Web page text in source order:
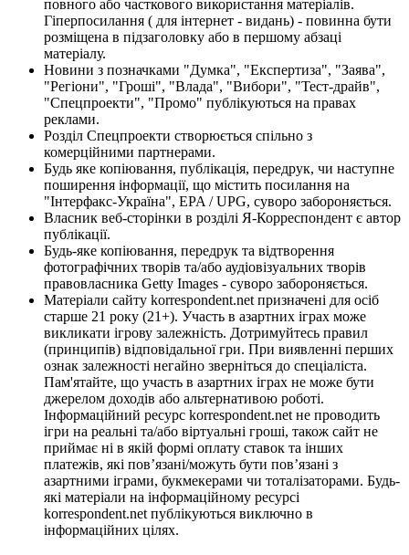
повного або часткового використання матеріалів.
Гіперпосилання ( для інтернет - видань) - повинна бути
розміщена в підзаголовку або в першому абзаці
матеріалу.
Новини з позначками "Думка", "Експертиза", "Заява",
"Регіони", "Гроші", "Влада", "Вибори", "Тест-драйв",
"Спецпроекти", "Промо" публікуються на правах
реклами.
Розділ Спецпроекти створюється спільно з
комерційними партнерами.
Будь яке копіювання, публікація, передрук, чи наступне
поширення інформації, що містить посилання на
"Інтерфакс-Україна", EPA / UPG, суворо забороняється.
Власник веб-сторінки в розділі Я-Корреспондент є автор
публікації.
Будь-яке копіювання, передрук та відтворення
фотографічних творів та/або аудіовізуальних творів
правовласника Getty Images - суворо забороняється.
Матеріали сайту korrespondent.net призначені для осіб
старше 21 року (21+). Участь в азартних іграх може
викликати ігрову залежність. Дотримуйтесь правил
(принципів) відповідальної гри. При виявленні перших
ознак залежності негайно зверніться до спеціаліста.
Пам'ятайте, що участь в азартних іграх не може бути
джерелом доходів або альтернативою роботі.
Інформаційний ресурс korrespondent.net не проводить
ігри на реальні та/або віртуальні гроші, також сайт не
приймає ні в якій формі оплату ставок та інших
платежів, які пов’язані/можуть бути пов’язані з
азартними іграми, букмекерами чи тоталізаторами. Будь-
які матеріали на інформаційному ресурсі
korrespondent.net публікуються виключно в
інформаційних цілях.